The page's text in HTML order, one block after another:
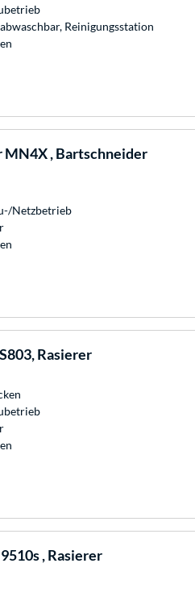
Reinigungsstation
, Bartschneider
Netzbetrieb
Rasierer
, Rasierer